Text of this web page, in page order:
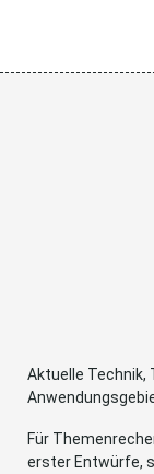
Aktuelle Technik,
Für
erster Entwürfe,